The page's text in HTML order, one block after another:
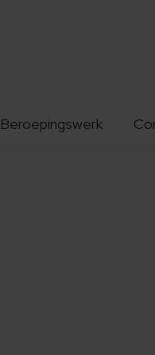
Beroepingswerk